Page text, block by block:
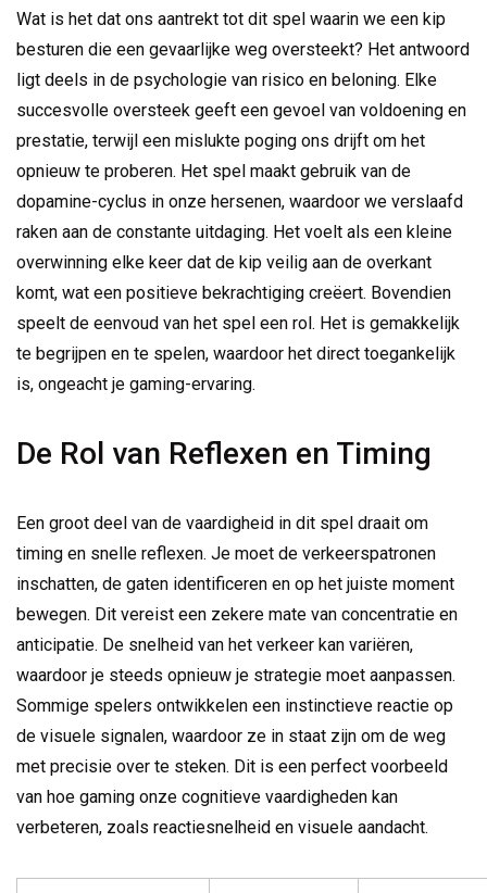
Wat is het dat ons aantrekt tot dit spel waarin we een kip
besturen die een gevaarlijke weg oversteekt? Het antwoord
ligt deels in de psychologie van risico en beloning. Elke
succesvolle oversteek geeft een gevoel van voldoening en
prestatie, terwijl een mislukte poging ons drijft om het
opnieuw te proberen. Het spel maakt gebruik van de
dopamine-cyclus in onze hersenen, waardoor we verslaafd
raken aan de constante uitdaging. Het voelt als een kleine
overwinning elke keer dat de kip veilig aan de overkant
komt, wat een positieve bekrachtiging creëert. Bovendien
speelt de eenvoud van het spel een rol. Het is gemakkelijk
te begrijpen en te spelen, waardoor het direct toegankelijk
is, ongeacht je gaming-ervaring.
De Rol van Reflexen en Timing
Een groot deel van de vaardigheid in dit spel draait om
timing en snelle reflexen. Je moet de verkeerspatronen
inschatten, de gaten identificeren en op het juiste moment
bewegen. Dit vereist een zekere mate van concentratie en
anticipatie. De snelheid van het verkeer kan variëren,
waardoor je steeds opnieuw je strategie moet aanpassen.
Sommige spelers ontwikkelen een instinctieve reactie op
de visuele signalen, waardoor ze in staat zijn om de weg
met precisie over te steken. Dit is een perfect voorbeeld
van hoe gaming onze cognitieve vaardigheden kan
verbeteren, zoals reactiesnelheid en visuele aandacht.